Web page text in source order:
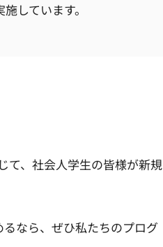
しています。
て、社会人学生の皆様が新規
なら、ぜひ私たちのプログ